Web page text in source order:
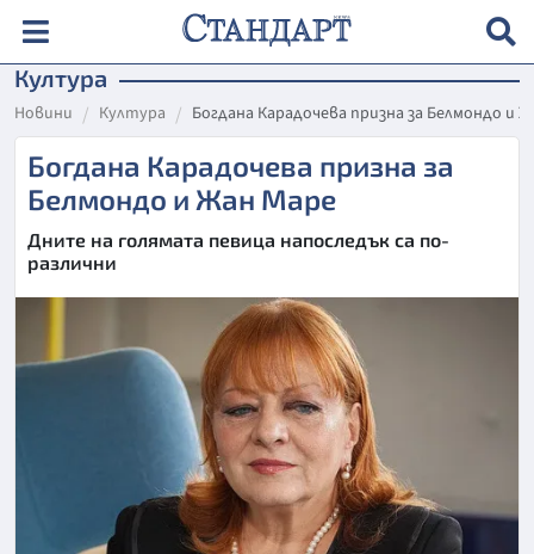
Култура
Новини Култура Богдана Карадочева призна за Белмондо и
Богдана Карадочева призна за
Белмондо и Жан Маре
Дните на голямата певица напоследък са по-
различни